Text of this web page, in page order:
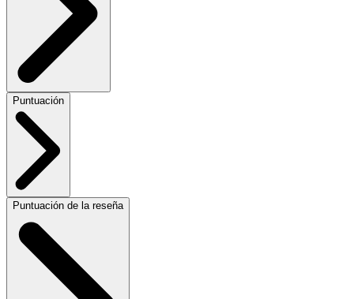
Puntuación
Puntuación de la reseña